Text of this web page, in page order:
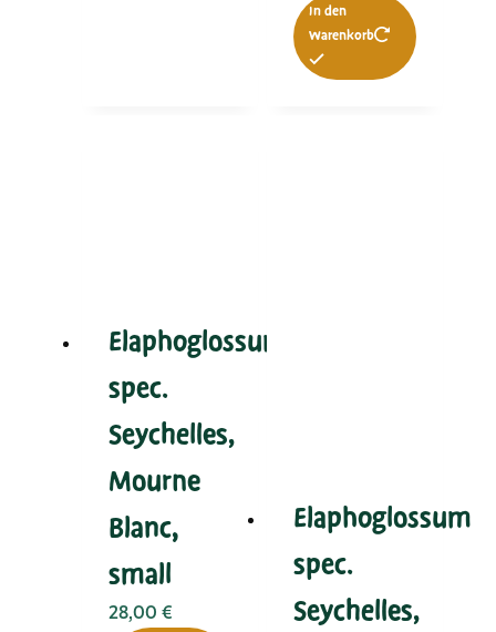
In den
Warenkorb
Elaphoglossum
spec.
Seychelles,
Mourne
Blanc,
small
28,00 €
Elaphoglossum
spec.
Seychelles,